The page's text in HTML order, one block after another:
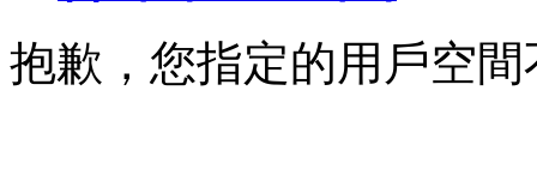
抱歉，您指定的用戶空間